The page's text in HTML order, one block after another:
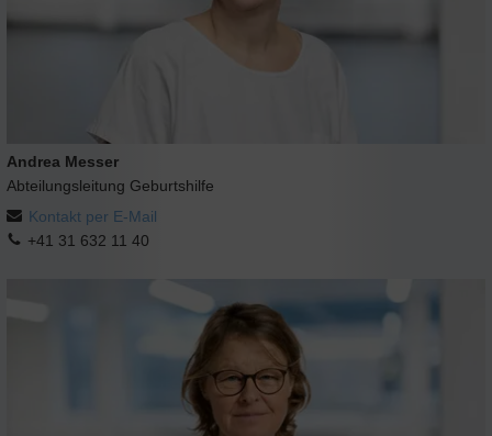
Andrea Messer
Abteilungsleitung Geburtshilfe
Kontakt per E-Mail
+41 31 632 11 40